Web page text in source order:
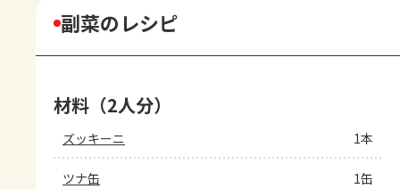
副菜のレシピ
材料（2人分）
ズッキーニ 1本
ツナ缶 1缶